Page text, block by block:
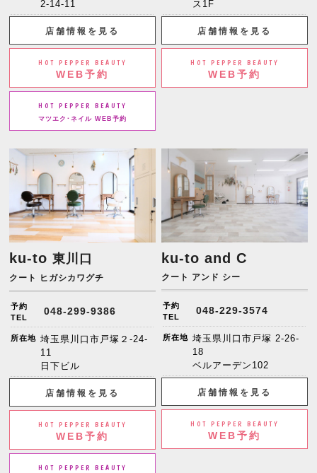
2-14-11
店舗情報を見る
HOT PEPPER BEAUTY
WEB予約
HOT PEPPER BEAUTY
マツエク･ネイル WEB予約
ス1F
店舗情報を見る
HOT PEPPER BEAUTY
WEB予約
ku-to東川口
クート ヒガシカワグチ
予約
TEL
048-299-9386
所在地 埼玉県川口市戸塚２-24-
11
日下ビル
店舗情報を見る
HOT PEPPER BEAUTY
WEB予約
HOT PEPPER BEAUTY
ku-to and C
クート アンド シー
予約
TEL
048-229-3574
所在地 埼玉県川口市戸塚 2-26-
18
ベルアーデン102
店舗情報を見る
HOT PEPPER BEAUTY
WEB予約